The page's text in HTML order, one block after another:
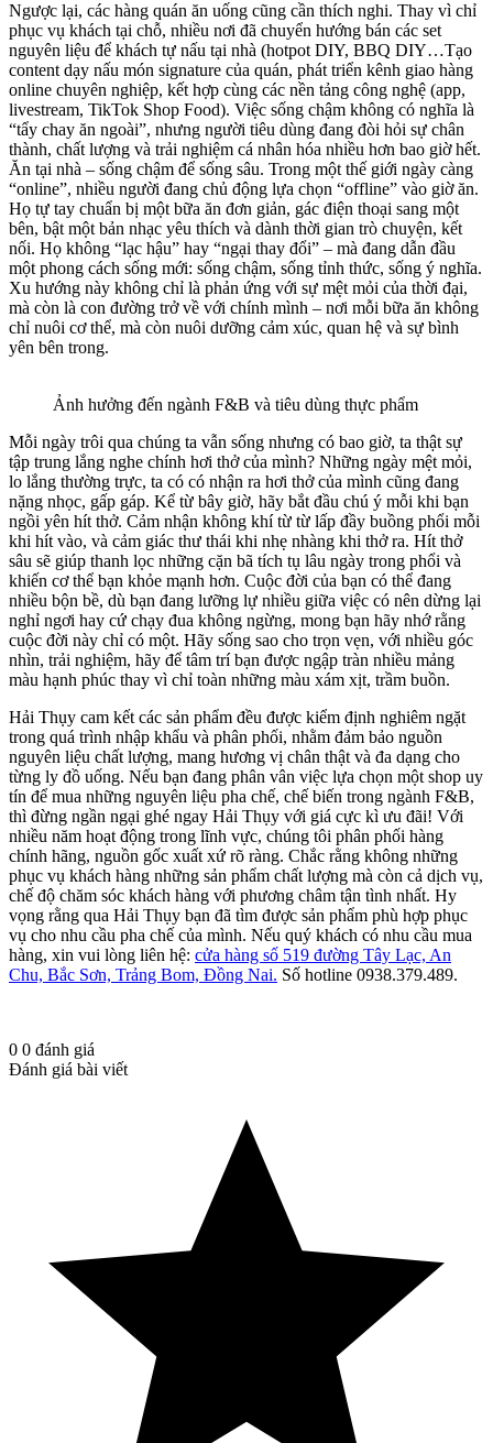
Ngược lại, các hàng quán ăn uống cũng cần thích nghi. Thay vì chỉ
phục vụ khách tại chỗ, nhiều nơi đã chuyển hướng bán các set
nguyên liệu để khách tự nấu tại nhà (hotpot DIY, BBQ DIY…Tạo
content dạy nấu món signature của quán, phát triển kênh giao hàng
online chuyên nghiệp, kết hợp cùng các nền tảng công nghệ (app,
livestream, TikTok Shop Food). Việc sống chậm không có nghĩa là
“tẩy chay ăn ngoài”, nhưng người tiêu dùng đang đòi hỏi sự chân
thành, chất lượng và trải nghiệm cá nhân hóa nhiều hơn bao giờ hết.
Ăn tại nhà – sống chậm để sống sâu. Trong một thế giới ngày càng
“online”, nhiều người đang chủ động lựa chọn “offline” vào giờ ăn.
Họ tự tay chuẩn bị một bữa ăn đơn giản, gác điện thoại sang một
bên, bật một bản nhạc yêu thích và dành thời gian trò chuyện, kết
nối. Họ không “lạc hậu” hay “ngại thay đổi” – mà đang dẫn đầu
một phong cách sống mới: sống chậm, sống tỉnh thức, sống ý nghĩa.
Xu hướng này không chỉ là phản ứng với sự mệt mỏi của thời đại,
mà còn là con đường trở về với chính mình – nơi mỗi bữa ăn không
chỉ nuôi cơ thể, mà còn nuôi dưỡng cảm xúc, quan hệ và sự bình
yên bên trong.
Ảnh hưởng đến ngành F&B và tiêu dùng thực phẩm
Mỗi ngày trôi qua chúng ta vẫn sống nhưng có bao giờ, ta thật sự
tập trung lắng nghe chính hơi thở của mình? Những ngày mệt mỏi,
lo lắng thường trực, ta có có nhận ra hơi thở của mình cũng đang
nặng nhọc, gấp gáp. Kể từ bây giờ, hãy bắt đầu chú ý mỗi khi bạn
ngồi yên hít thở. Cảm nhận không khí từ từ lấp đầy buồng phổi mỗi
khi hít vào, và cảm giác thư thái khi nhẹ nhàng khi thở ra. Hít thở
sâu sẽ giúp thanh lọc những cặn bã tích tụ lâu ngày trong phổi và
khiến cơ thể bạn khỏe mạnh hơn. Cuộc đời của bạn có thể đang
nhiều bộn bề, dù bạn đang lưỡng lự nhiều giữa việc có nên dừng lại
nghỉ ngơi hay cứ chạy đua không ngừng, mong bạn hãy nhớ rằng
cuộc đời này chỉ có một. Hãy sống sao cho trọn vẹn, với nhiều góc
nhìn, trải nghiệm, hãy để tâm trí bạn được ngập tràn nhiều mảng
màu hạnh phúc thay vì chỉ toàn những màu xám xịt, trầm buồn.
Hải Thụy cam kết các sản phẩm đều được kiểm định nghiêm ngặt
trong quá trình nhập khẩu và phân phối, nhằm đảm bảo nguồn
nguyên liệu chất lượng, mang hương vị chân thật và đa dạng cho
từng ly đồ uống. Nếu bạn đang phân vân việc lựa chọn một shop uy
tín để mua những nguyên liệu pha chế, chế biến trong ngành F&B,
thì đừng ngần ngại ghé ngay Hải Thụy với giá cực kì ưu đãi! Với
nhiều năm hoạt động trong lĩnh vực, chúng tôi phân phối hàng
chính hãng, nguồn gốc xuất xứ rõ ràng. Chắc rằng không những
phục vụ khách hàng những sản phẩm chất lượng mà còn cả dịch vụ,
chế độ chăm sóc khách hàng với phương châm tận tình nhất. Hy
vọng rằng qua Hải Thụy bạn đã tìm được sản phẩm phù hợp phục
vụ cho nhu cầu pha chế của mình. Nếu quý khách có nhu cầu mua
hàng, xin vui lòng liên hệ: cửa hàng số 519 đường Tây Lạc, An
Chu, Bắc Sơn, Trảng Bom, Đồng Nai. Số hotline 0938.379.489.
0 0 đánh giá
Đánh giá bài viết